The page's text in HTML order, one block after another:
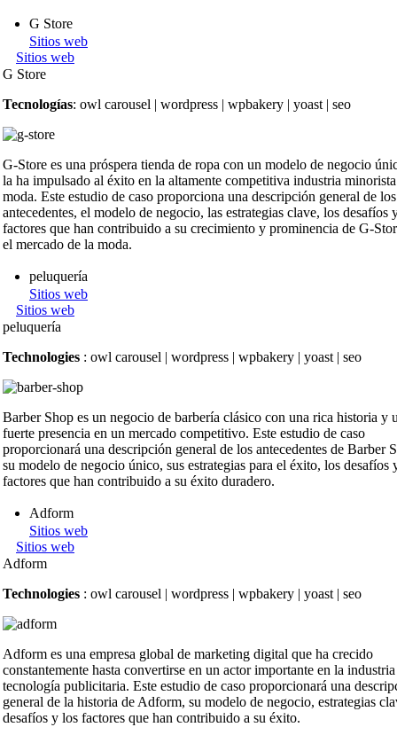
G Store
Sitios web
Sitios web
G Store
Tecnologías: owl carousel | wordpress | wpbakery | yoast | seo
G-Store es una próspera tienda de ropa con un modelo de negocio
la ha impulsado al éxito en la altamente competitiva industria
moda. Este estudio de caso proporciona una descripción general de los
antecedentes, el modelo de negocio, las estrategias clave, los desafíos
factores que han contribuido a su crecimiento y prominencia de G-
el mercado de la moda.
peluquería
Sitios web
Sitios web
peluquería
Technologies : owl carousel | wordpress | wpbakery | yoast | seo
Barber Shop es un negocio de barbería clásico con una rica historia y
fuerte presencia en un mercado competitivo. Este estudio de caso
proporcionará una descripción general de los antecedentes de Barber
su modelo de negocio único, sus estrategias para el éxito, los desafíos
factores que han contribuido a su éxito duradero.
Adform
Sitios web
Sitios web
Adform
Technologies : owl carousel | wordpress | wpbakery | yoast | seo
Adform es una empresa global de marketing digital que ha crecido
constantemente hasta convertirse en un actor importante en la
tecnología publicitaria. Este estudio de caso proporcionará una
general de la historia de Adform, su modelo de negocio, estrategias
desafíos y los factores que han contribuido a su éxito.